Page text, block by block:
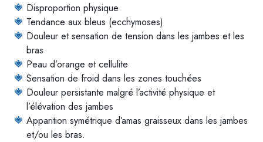
Disproportion physique
Tendance aux bleus (ecchymoses)
Douleur et sensation de tension dans les jambes et les
bras
Peau d’orange et cellulite
Sensation de froid dans les zones touchées
Douleur persistante malgré l’activité physique et
l’élévation des jambes
Apparition symétrique d’amas graisseux dans les jambes
et/ou les bras.